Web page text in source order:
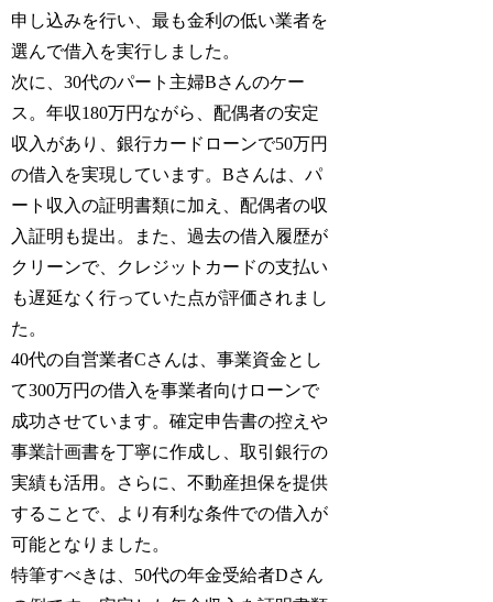
申し込みを行い、最も金利の低い業者を
選んで借入を実行しました。
次に、30代のパート主婦Bさんのケー
ス。年収180万円ながら、配偶者の安定
収入があり、銀行カードローンで50万円
の借入を実現しています。Bさんは、パ
ート収入の証明書類に加え、配偶者の収
入証明も提出。また、過去の借入履歴が
クリーンで、クレジットカードの支払い
も遅延なく行っていた点が評価されまし
た。
40代の自営業者Cさんは、事業資金とし
て300万円の借入を事業者向けローンで
成功させています。確定申告書の控えや
事業計画書を丁寧に作成し、取引銀行の
実績も活用。さらに、不動産担保を提供
することで、より有利な条件での借入が
可能となりました。
特筆すべきは、50代の年金受給者Dさん